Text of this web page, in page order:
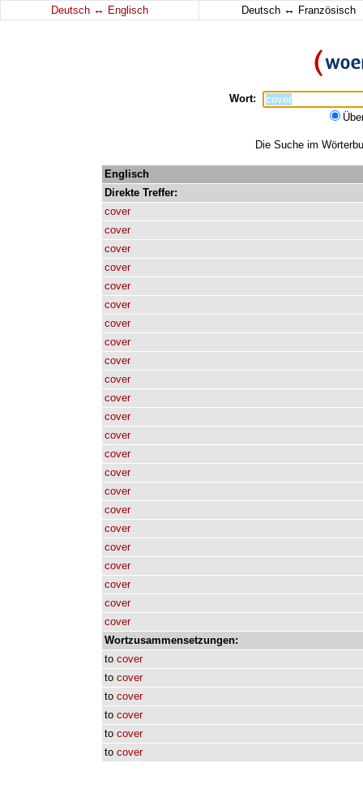
Deutsch ↔ Englisch Deutsch ↔ Französisch
Wort:
Die Suche im
Englisch
Direkte Treffer:
cover
cover
cover
cover
cover
cover
cover
cover
cover
cover
cover
cover
cover
cover
cover
cover
cover
cover
cover
cover
cover
cover
cover
Wortzusammensetzungen:
to cover
to cover
to cover
to cover
to cover
to cover